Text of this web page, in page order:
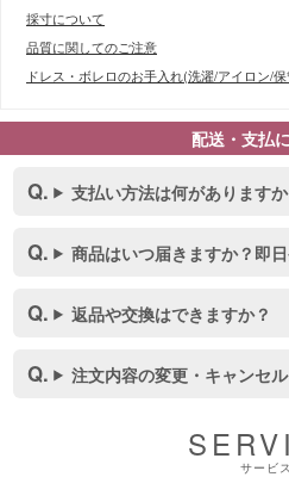
採寸について
品質に関してのご注意
ドレス・ボレロのお手入れ(洗濯/アイロン/
配送・支払
支払い方法は何があります
商品はいつ届きますか？即
返品や交換はできますか？
注文内容の変更・キャンセ
サービス